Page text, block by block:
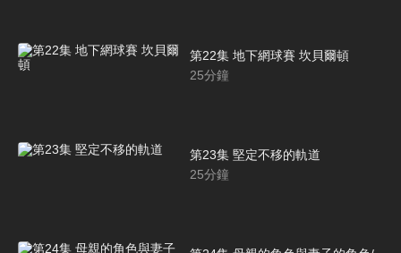
第22集 地下網球賽 坎貝爾頓
25分鐘
第23集 堅定不移的軌道
25分鐘